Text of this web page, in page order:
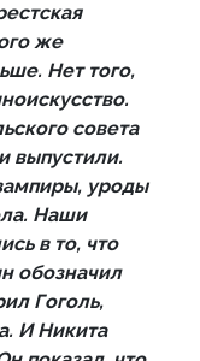
же
Нет того,
совета
выпустили.
уроды
Наши
в то, что
обозначил
Гоголь,
И Никита